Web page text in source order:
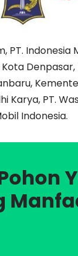
PT.
Karya, PT.
Indonesia.